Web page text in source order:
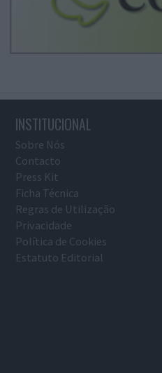
INSTITUCIONAL
Sobre Nós
Contacto
Press Kit
Ficha Técnica
Regras de Utilização
Privacidade
Política de Cookies
Estatuto Editorial